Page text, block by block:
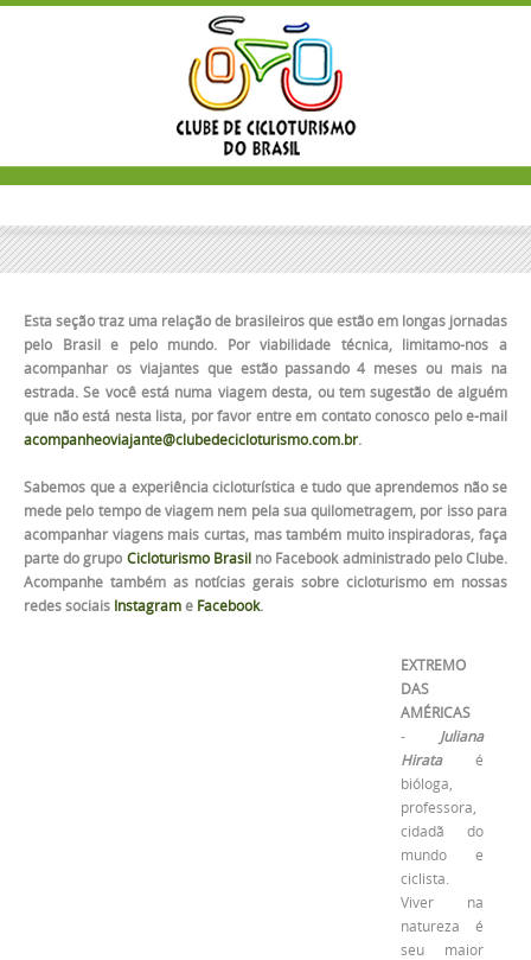
Esta seção traz uma relação de brasileiros que estão em longas jornadas
pelo Brasil e pelo mundo. Por viabilidade técnica, limitamo-nos a
acompanhar os viajantes que estão passando 4 meses ou mais na
estrada. Se você está numa viagem desta, ou tem sugestão de alguém
que não está nesta lista, por favor entre em contato conosco pelo e-mail
acompanheoviajante@clubedecicloturismo.com.br.
Sabemos que a experiência cicloturística e tudo que aprendemos não se
mede pelo tempo de viagem nem pela sua quilometragem, por isso para
acompanhar viagens mais curtas, mas também muito inspiradoras, faça
parte do grupo Cicloturismo Brasilno Facebook administrado pelo Clube.
Acompanhe também as notícias gerais sobre cicloturismo em nossas
redes sociais Instagrame Facebook.
EXTREMO
DAS
AMÉRICAS
- Juliana
Hirataé
bióloga,
professora,
cidadã do
mundo e
ciclista.
Viver na
natureza é
seu maior